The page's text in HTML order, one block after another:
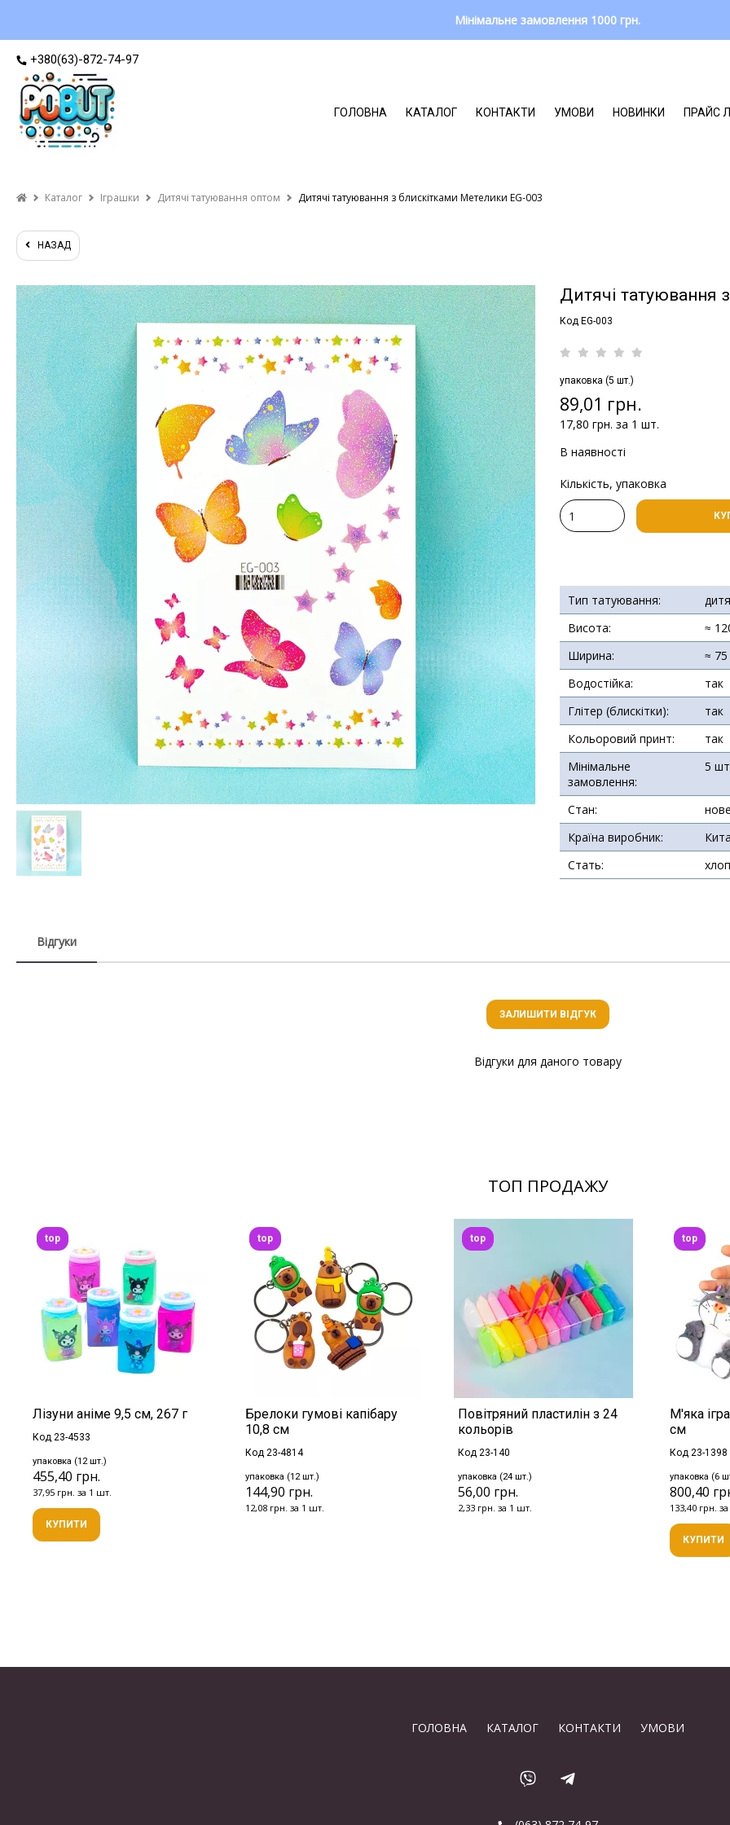
Мінімальне замовлення 1000 грн.
+380(63)-872-74-97
ГОЛОВНА КАТАЛОГ КОНТАКТИ УМОВИ НОВИНКИ ПРАЙС
Каталог Іграшки Дитячі татуювання оптом Дитячі татуювання з блискітками Метелики EG-003
НАЗАД
Дитячі татуювання
Код EG-003
упаковка (5 шт.)
89,01 грн.
17,80 грн. за 1 шт.
В наявності
Кількість, упаковка
Тип татуювання:
Висота:
≈
Ширина:
≈
Водостійка:
так
Глітер (блискітки):
так
Кольоровий принт:
так
Мінімальне
замовлення:
5
Стан:
нове
Країна виробник:
Стать:
Відгуки
ЗАЛИШИТИ ВІДГУК
Відгуки для даного товару
ТОП ПРОДАЖУ
Лізуни аніме 9,5 см, 267 г
Код 23-4533
упаковка (12 шт.)
455,40 грн.
37,95 грн. за 1 шт.
top
КУПИТИ
Брелоки гумові капібару
10,8 см
Код 23-4814
упаковка (12 шт.)
144,90 грн.
12,08 грн. за 1 шт.
top
Повітряний пластилін з 24
кольорів
Код 23-140
упаковка (24 шт.)
56,00 грн.
2,33 грн. за 1 шт.
top
М'яка
см
Код 23-1398
упаковка (6
800,40
133,40 грн.
top
КУПИТИ
ГОЛОВНА КАТАЛОГ КОНТАКТИ УМОВИ